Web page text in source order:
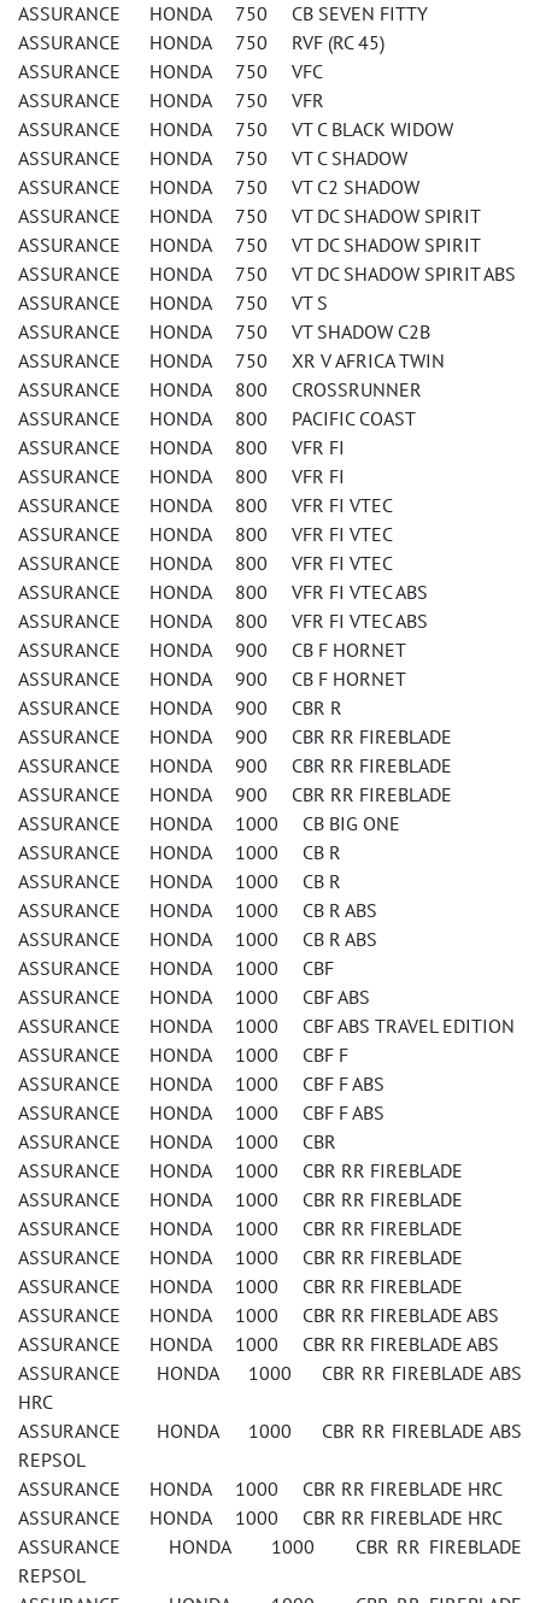
ASSURANCE HONDA 750 CB SEVEN FITTY
ASSURANCE HONDA 750 RVF (RC 45)
ASSURANCE HONDA 750 VFC
ASSURANCE HONDA 750 VFR
ASSURANCE HONDA 750 VT C BLACK WIDOW
ASSURANCE HONDA 750 VT C SHADOW
ASSURANCE HONDA 750 VT C2 SHADOW
ASSURANCE HONDA 750 VT DC SHADOW SPIRIT
ASSURANCE HONDA 750 VT DC SHADOW SPIRIT
ASSURANCE HONDA 750 VT DC SHADOW SPIRIT ABS
ASSURANCE HONDA 750 VT S
ASSURANCE HONDA 750 VT SHADOW C2B
ASSURANCE HONDA 750 XR V AFRICA TWIN
ASSURANCE HONDA 800 CROSSRUNNER
ASSURANCE HONDA 800 PACIFIC COAST
ASSURANCE HONDA 800 VFR FI
ASSURANCE HONDA 800 VFR FI
ASSURANCE HONDA 800 VFR FI VTEC
ASSURANCE HONDA 800 VFR FI VTEC
ASSURANCE HONDA 800 VFR FI VTEC
ASSURANCE HONDA 800 VFR FI VTEC ABS
ASSURANCE HONDA 800 VFR FI VTEC ABS
ASSURANCE HONDA 900 CB F HORNET
ASSURANCE HONDA 900 CB F HORNET
ASSURANCE HONDA 900 CBR R
ASSURANCE HONDA 900 CBR RR FIREBLADE
ASSURANCE HONDA 900 CBR RR FIREBLADE
ASSURANCE HONDA 900 CBR RR FIREBLADE
ASSURANCE HONDA 1000 CB BIG ONE
ASSURANCE HONDA 1000 CB R
ASSURANCE HONDA 1000 CB R
ASSURANCE HONDA 1000 CB R ABS
ASSURANCE HONDA 1000 CB R ABS
ASSURANCE HONDA 1000 CBF
ASSURANCE HONDA 1000 CBF ABS
ASSURANCE HONDA 1000 CBF ABS TRAVEL EDITION
ASSURANCE HONDA 1000 CBF F
ASSURANCE HONDA 1000 CBF F ABS
ASSURANCE HONDA 1000 CBF F ABS
ASSURANCE HONDA 1000 CBR
ASSURANCE HONDA 1000 CBR RR FIREBLADE
ASSURANCE HONDA 1000 CBR RR FIREBLADE
ASSURANCE HONDA 1000 CBR RR FIREBLADE
ASSURANCE HONDA 1000 CBR RR FIREBLADE
ASSURANCE HONDA 1000 CBR RR FIREBLADE
ASSURANCE HONDA 1000 CBR RR FIREBLADE ABS
ASSURANCE HONDA 1000 CBR RR FIREBLADE ABS
ASSURANCE HONDA 1000 CBR RR FIREBLADE ABS
HRC
ASSURANCE HONDA 1000 CBR RR FIREBLADE ABS
REPSOL
ASSURANCE HONDA 1000 CBR RR FIREBLADE HRC
ASSURANCE HONDA 1000 CBR RR FIREBLADE HRC
ASSURANCE HONDA 1000 CBR RR FIREBLADE
REPSOL